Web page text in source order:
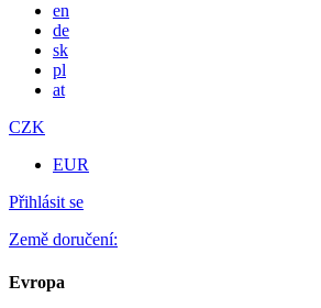
en
de
sk
pl
at
CZK
EUR
Přihlásit se
Země doručení:
Evropa